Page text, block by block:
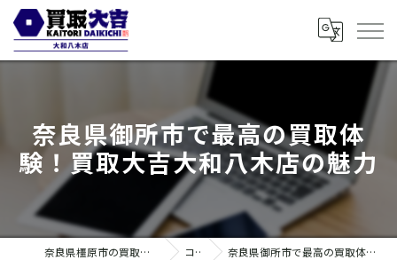
奈良県御所市で最高の買取体
験！買取大吉大和八木店の魅力
奈良県橿原市の買取なら買取大吉 大和八木店 コラム 奈良県御所市で最高の買取体験！買取大吉大和八木店の魅力